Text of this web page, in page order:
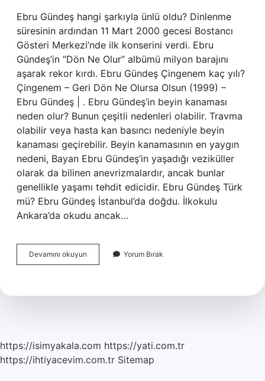
Ebru Gündeş hangi şarkıyla ünlü oldu? Dinlenme
süresinin ardından 11 Mart 2000 gecesi Bostancı
Gösteri Merkezi’nde ilk konserini verdi. Ebru
Gündeş’in “Dön Ne Olur” albümü milyon barajını
aşarak rekor kırdı. Ebru Gündeş Çingenem kaç yılı?
Çingenem – Geri Dön Ne Olursa Olsun (1999) –
Ebru Gündeş | . Ebru Gündeş’in beyin kanaması
neden olur? Bunun çeşitli nedenleri olabilir. Travma
olabilir veya hasta kan basıncı nedeniyle beyin
kanaması geçirebilir. Beyin kanamasının en yaygın
nedeni, Bayan Ebru Gündeş’in yaşadığı veziküller
olarak da bilinen anevrizmalardır, ancak bunlar
genellikle yaşamı tehdit edicidir. Ebru Gündeş Türk
mü? Ebru Gündeş İstanbul’da doğdu. İlkokulu
Ankara’da okudu ancak…
Devamını okuyun
Gündeş
Nedir
Yorum Bırak
https://isimyakala.com https://yati.com.tr
https://ihtiyacevim.com.tr Sitemap